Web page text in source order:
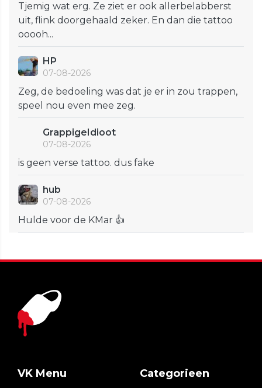
Tjemig wat erg. Ze ziet er ook allerbelabberst
uit, flink doorgehaald zeker. En dan die tattoo
ooooh...
HP
07-08-2026
Zeg, de bedoeling was dat je er in zou trappen,
speel nou even mee zeg.
GrappigeIdioot
07-08-2026
is geen verse tattoo. dus fake
hub
07-08-2026
Hulde voor de KMar 👍
VK Menu Categorieen